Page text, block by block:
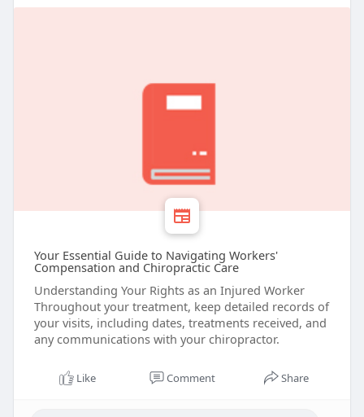
Your Essential Guide to Navigating Workers'
Compensation and Chiropractic Care
Understanding Your Rights as an Injured Worker
Throughout your treatment, keep detailed records of
your visits, including dates, treatments received, and
any communications with your chiropractor.
Like Comment Share